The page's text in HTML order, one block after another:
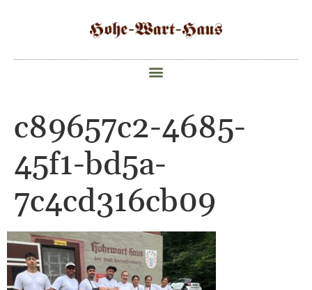
c89657c2-4685-
45f1-bd5a-
7c4cd316cb09